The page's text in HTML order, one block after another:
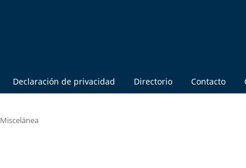
Declaración de privacidad Directorio Contacto
Miscelánea